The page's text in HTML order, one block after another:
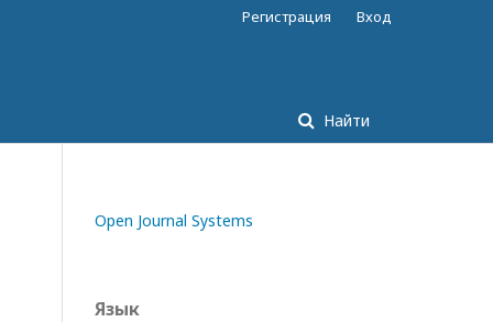
Найти
Регистрация Вход
Open Journal Systems
Язык